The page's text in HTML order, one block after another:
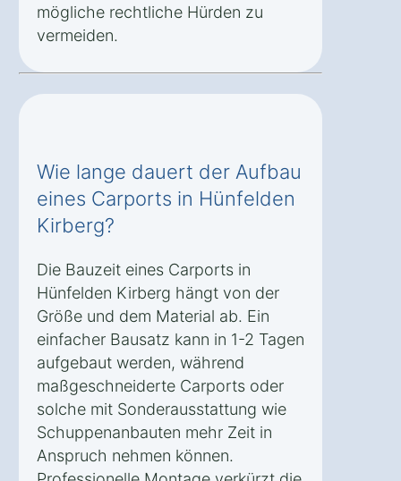
mögliche rechtliche Hürden zu
vermeiden.
Wie lange dauert der Aufbau
eines Carports in Hünfelden
Kirberg?
Die Bauzeit eines Carports in
Hünfelden Kirberg hängt von der
Größe und dem Material ab. Ein
einfacher Bausatz kann in 1-2 Tagen
aufgebaut werden, während
maßgeschneiderte Carports oder
solche mit Sonderausstattung wie
Schuppenanbauten mehr Zeit in
Anspruch nehmen können.